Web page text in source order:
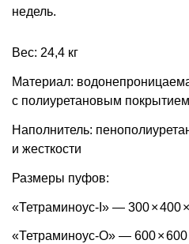
недель.
Вес: 24,4 кг
Материал:
с полиуретановым покрытием
Наполнитель:
и жесткости
Размеры пуфов:
«Тетраминоус-I» — 300×400×
«Тетраминоус-O» — 600×600